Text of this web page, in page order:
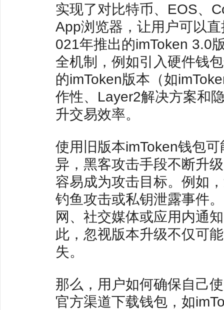
实现了对比特币、EOS、
App浏览器，让用户可以
021年推出的imToken 3.0
全机制，例如引入硬件钱
的imToken版本（如
作性、Layer2解决方案和
升交易效率。
使用旧版本imToken钱包
异，黑客攻击手段不断升
容易成为攻击目标。例如
钓鱼攻击或私钥泄露事件
网、社交媒体或应用内通
此，忽视版本升级不仅可
失。
那么，用户如何确保自己
官方渠道下载钱包，如